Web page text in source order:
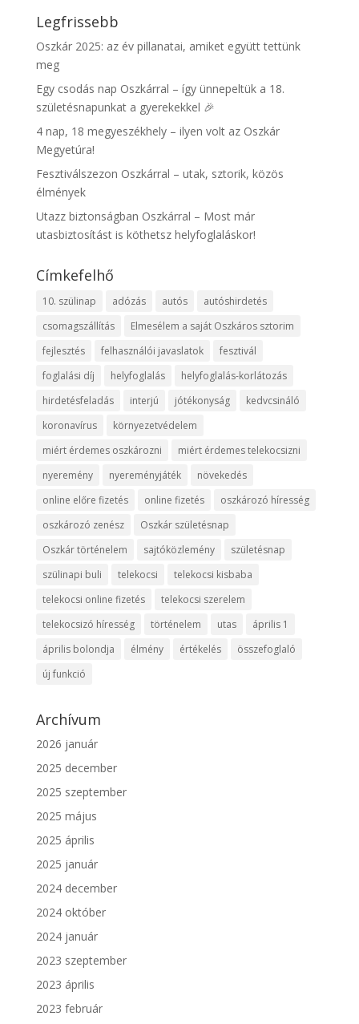
Legfrissebb
Oszkár 2025: az év pillanatai, amiket együtt tettünk
meg
Egy csodás nap Oszkárral – így ünnepeltük a 18.
születésnapunkat a gyerekekkel 🎉
4 nap, 18 megyeszékhely – ilyen volt az Oszkár
Megyetúra!
Fesztiválszezon Oszkárral – utak, sztorik, közös
élmények
Utazz biztonságban Oszkárral – Most már
utasbiztosítást is köthetsz helyfoglaláskor!
Címkefelhő
10. szülinap adózás autós
autóshirdetés
csomagszállítás
Elmesélem a saját Oszkáros sztorim
fejlesztés
felhasználói javaslatok
fesztivál
foglalási díj
helyfoglalás
helyfoglalás-korlátozás
hirdetésfeladás
interjú jótékonyság
kedvcsináló
koronavírus
környezetvédelem
miért érdemes oszkározni
miért érdemes telekocsizni
nyeremény
nyereményjáték
növekedés
online előre fizetés
online fizetés
oszkározó híresség
oszkározó zenész
Oszkár születésnap
Oszkár történelem
sajtóközlemény
születésnap
szülinapi buli
telekocsi
telekocsi kisbaba
telekocsi online fizetés
telekocsi szerelem
telekocsizó híresség
történelem utas
április 1
április bolondja
élmény értékelés
összefoglaló
új funkció
Archívum
2026 január
2025 december
2025 szeptember
2025 május
2025 április
2025 január
2024 december
2024 október
2024 január
2023 szeptember
2023 április
2023 február